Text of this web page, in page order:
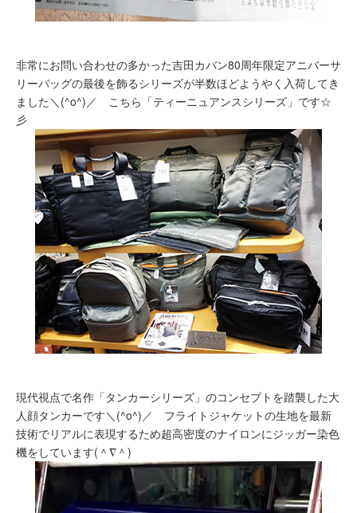
非常にお問い合わせの多かった吉田カバン80周年限定アニバーサ
リーバッグの最後を飾るシリーズが半数ほどようやく入荷してき
ました＼(^o^)／ こちら「ティーニュアンスシリーズ」です☆
彡
現代視点で名作「タンカーシリーズ」のコンセプトを踏襲した大
人顔タンカーです＼(^o^)／ フライトジャケットの生地を最新
技術でリアルに表現するため超高密度のナイロンにジッガー染色
機をしています(＾∇＾)